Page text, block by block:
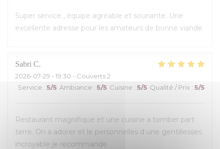
Super service , équipe agréable et souriante. Une
excellente adresse pour les amateurs de bonne viande
Sabri C
2026-07-29 - 19:30 - Couverts 2
Service : 5/5 Ambiance : 5/5 Cuisine : 5/5 Qualité / Prix : 5/5
Restaurant magnifique et une cuisine a tomber part
terre. On a adorer et le personnelles d une gentillesses
incroyable je recommande